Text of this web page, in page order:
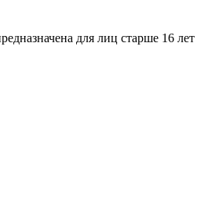
для лиц старше 16 лет